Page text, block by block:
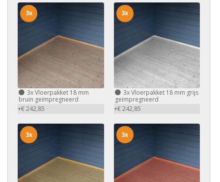
3xVloerpakket 18 mm
bruin geïmpregneerd
+€ 242,85
3x
3xVloerpakket 18 mm grijs
geïmpregneerd
+€ 242,85
3x
3x 3x